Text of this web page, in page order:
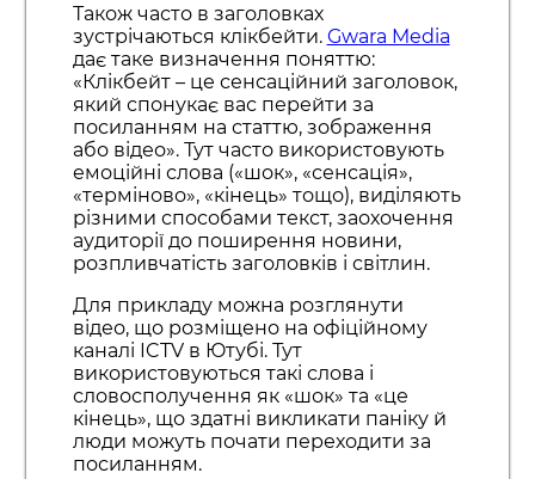
Також часто в заголовках
зустрічаються клікбейти. Gwara Media
дає таке визначення поняттю:
«Клікбейт – це сенсаційний заголовок,
який спонукає вас перейти за
посиланням на статтю, зображення
або відео». Тут часто використовують
емоційні слова («шок», «сенсація»,
«терміново», «кінець» тощо), виділяють
різними способами текст, заохочення
аудиторії до поширення новини,
розпливчатість заголовків і світлин.
Для прикладу можна розглянути
відео, що розміщено на офіційному
каналі ICTV в Ютубі. Тут
використовуються такі слова і
словосполучення як «шок» та «це
кінець», що здатні викликати паніку й
люди можуть почати переходити за
посиланням.